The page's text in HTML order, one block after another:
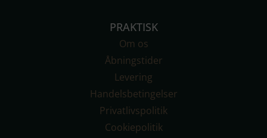
PRAKTISK
Om os
Åbningstider
Levering
Handelsbetingelser
Privatlivs­politik
Cookiepolitik